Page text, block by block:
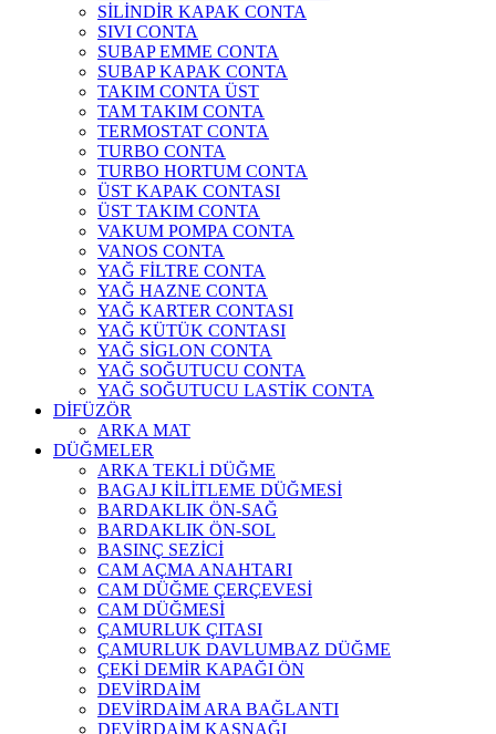
SİLİNDİR KAPAK CONTA
SIVI CONTA
SUBAP EMME CONTA
SUBAP KAPAK CONTA
TAKIM CONTA ÜST
TAM TAKIM CONTA
TERMOSTAT CONTA
TURBO CONTA
TURBO HORTUM CONTA
ÜST KAPAK CONTASI
ÜST TAKIM CONTA
VAKUM POMPA CONTA
VANOS CONTA
YAĞ FİLTRE CONTA
YAĞ HAZNE CONTA
YAĞ KARTER CONTASI
YAĞ KÜTÜK CONTASI
YAĞ SİGLON CONTA
YAĞ SOĞUTUCU CONTA
YAĞ SOĞUTUCU LASTİK CONTA
DİFÜZÖR
ARKA MAT
DÜĞMELER
ARKA TEKLİ DÜĞME
BAGAJ KİLİTLEME DÜĞMESİ
BARDAKLIK ÖN-SAĞ
BARDAKLIK ÖN-SOL
BASINÇ SEZİCİ
CAM AÇMA ANAHTARI
CAM DÜĞME ÇERÇEVESİ
CAM DÜĞMESİ
ÇAMURLUK ÇITASI
ÇAMURLUK DAVLUMBAZ DÜĞME
ÇEKİ DEMİR KAPAĞI ÖN
DEVİRDAİM
DEVİRDAİM ARA BAĞLANTI
DEVİRDAİM KASNAĞI